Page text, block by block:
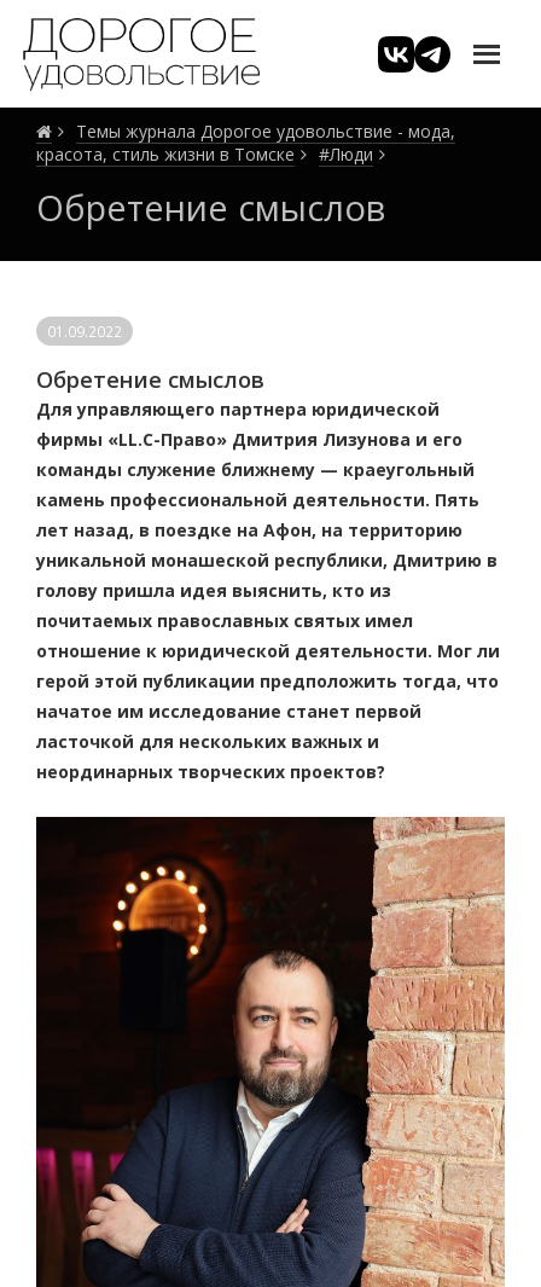
Темы журнала Дорогое удовольствие - мода,
красота, стиль жизни в Томске
#Люди
Обретение смыслов
01.09.2022
Обретение смыслов
Для управляющего партнера юридической
фирмы «LL.C-Право» Дмитрия Лизунова и его
команды служение ближнему — краеугольный
камень профессиональной деятельности. Пять
лет назад, в поездке на Афон, на территорию
уникальной монашеской республики, Дмитрию в
голову пришла идея выяснить, кто из
почитаемых православных святых имел
отношение к юридической деятельности. Мог ли
герой этой публикации предположить тогда, что
начатое им исследование станет первой
ласточкой для нескольких важных и
неординарных творческих проектов?